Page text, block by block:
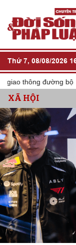
Thứ 7, 08/08/2026
thông đường bộ
XÃ HỘI